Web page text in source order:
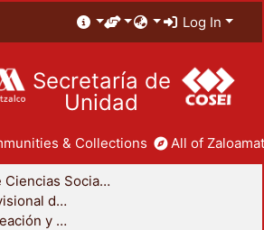
Log In
Secretaría de
Unidad
& Collections All of
División de Ciencias Sociales y Humanidades
Coordinación Divisional de Posgrado
Maestría en Planeación y Políticas Metropolitanas